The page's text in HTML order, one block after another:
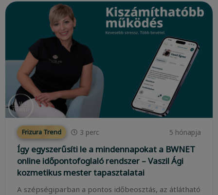
Frizura Trend 3 perc 5 hónapja
Így egyszerűsíti le a mindennapokat a BWNET
online időpontofoglaló rendszer – Vaszil Ági
kozmetikus mester tapasztalatai
A szépségiparban a pontos időbeosztás, az átlátható